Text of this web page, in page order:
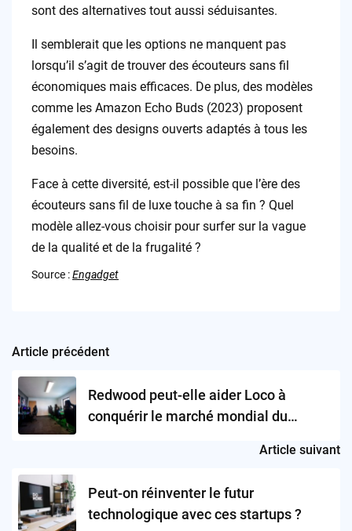
sont des alternatives tout aussi séduisantes.
Il semblerait que les options ne manquent pas
lorsqu’il s’agit de trouver des écouteurs sans fil
économiques mais efficaces. De plus, des modèles
comme les Amazon Echo Buds (2023) proposent
également des designs ouverts adaptés à tous les
besoins.
Face à cette diversité, est-il possible que l’ère des
écouteurs sans fil de luxe touche à sa fin ? Quel
modèle allez-vous choisir pour surfer sur la vague
de la qualité et de la frugalité ?
Source :Engadget
Post
navigation
Article précédent
Redwood peut-elle aider Loco à
conquérir le marché mondial du
Article suivant
Peut-on réinventer le futur
technologique avec ces startups ?